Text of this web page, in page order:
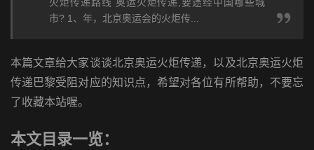
市? 1、年，北京奥运会的火炬传...
本篇文章给大家谈谈北京奥运火炬传递，以及北京奥运火炬
传递巴黎受阻对应的知识点，希望对各位有所帮助，不要忘
了收藏本站喔。
本文目录一览：